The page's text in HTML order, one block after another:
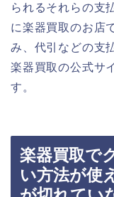
られるそれらの支
に楽器買取のお店
み、代引などの支
楽器買取の公式サ
す。
楽器買取で
い方法が使